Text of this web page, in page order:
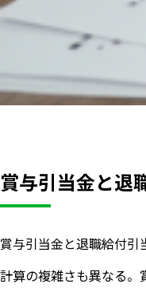
賞与引当金と退
賞与引当金と退職給付
計算の複雑さも異なる。